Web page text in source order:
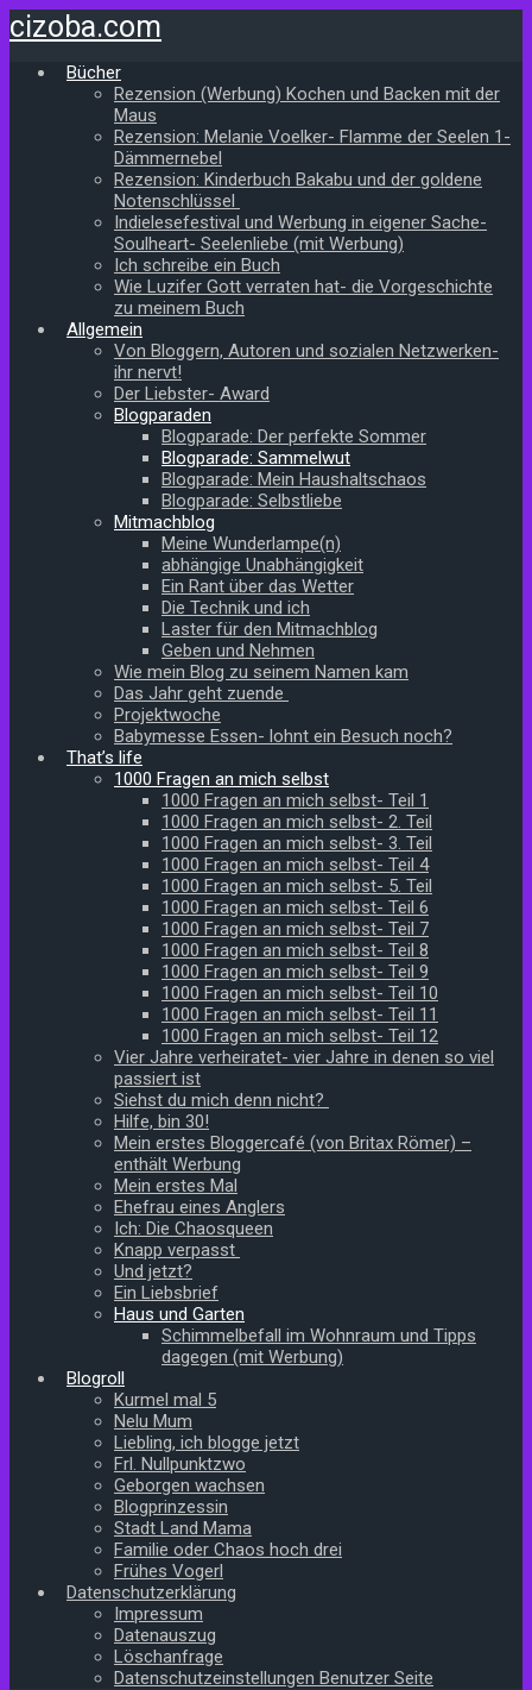
Zum
Hauptinhalt
springen
cizoba.com
Bücher
Rezension (Werbung) Kochen und Backen mit der
Maus
Rezension: Melanie Voelker- Flamme der Seelen 1-
Dämmernebel
Rezension: Kinderbuch Bakabu und der goldene
Notenschlüssel
Indielesefestival und Werbung in eigener Sache-
Soulheart- Seelenliebe (mit Werbung)
Ich schreibe ein Buch
Wie Luzifer Gott verraten hat- die Vorgeschichte
zu meinem Buch
Allgemein
Von Bloggern, Autoren und sozialen Netzwerken-
ihr nervt!
Der Liebster- Award
Blogparaden
Blogparade: Der perfekte Sommer
Blogparade: Sammelwut
Blogparade: Mein Haushaltschaos
Blogparade: Selbstliebe
Mitmachblog
Meine Wunderlampe(n)
abhängige Unabhängigkeit
Ein Rant über das Wetter
Die Technik und ich
Laster für den Mitmachblog
Geben und Nehmen
Wie mein Blog zu seinem Namen kam
Das Jahr geht zuende
Projektwoche
Babymesse Essen- lohnt ein Besuch noch?
That’s life
1000 Fragen an mich selbst
1000 Fragen an mich selbst- Teil 1
1000 Fragen an mich selbst- 2. Teil
1000 Fragen an mich selbst- 3. Teil
1000 Fragen an mich selbst- Teil 4
1000 Fragen an mich selbst- 5. Teil
1000 Fragen an mich selbst- Teil 6
1000 Fragen an mich selbst- Teil 7
1000 Fragen an mich selbst- Teil 8
1000 Fragen an mich selbst- Teil 9
1000 Fragen an mich selbst- Teil 10
1000 Fragen an mich selbst- Teil 11
1000 Fragen an mich selbst- Teil 12
Vier Jahre verheiratet- vier Jahre in denen so viel
passiert ist
Siehst du mich denn nicht?
Hilfe, bin 30!
Mein erstes Bloggercafé (von Britax Römer) –
enthält Werbung
Mein erstes Mal
Ehefrau eines Anglers
Ich: Die Chaosqueen
Knapp verpasst
Und jetzt?
Ein Liebsbrief
Haus und Garten
Schimmelbefall im Wohnraum und Tipps
dagegen (mit Werbung)
Blogroll
Kurmel mal 5
Nelu Mum
Liebling, ich blogge jetzt
Frl. Nullpunktzwo
Geborgen wachsen
Blogprinzessin
Stadt Land Mama
Familie oder Chaos hoch drei
Frühes Vogerl
Datenschutzerklärung
Impressum
Datenauszug
Löschanfrage
Datenschutzeinstellungen Benutzer Seite